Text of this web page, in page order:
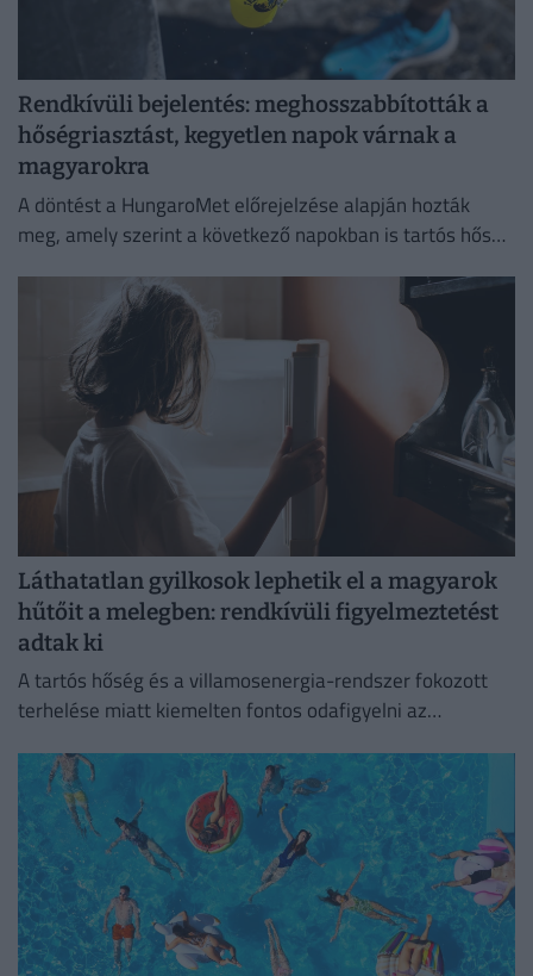
Rendkívüli bejelentés: meghosszabbították a
hőségriasztást, kegyetlen napok várnak a
magyarokra
A döntést a HungaroMet előrejelzése alapján hozták
meg, amely szerint a következő napokban is tartós hőség
Láthatatlan gyilkosok lephetik el a magyarok
hűtőit a melegben: rendkívüli figyelmeztetést
adtak ki
A tartós hőség és a villamosenergia-rendszer fokozott
terhelése miatt kiemelten fontos odafigyelni az